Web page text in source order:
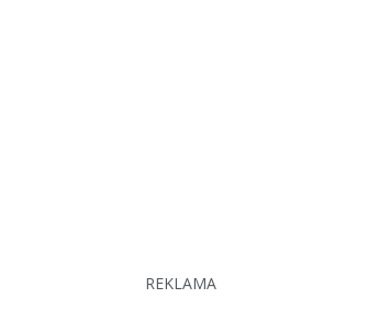
REKLAMA